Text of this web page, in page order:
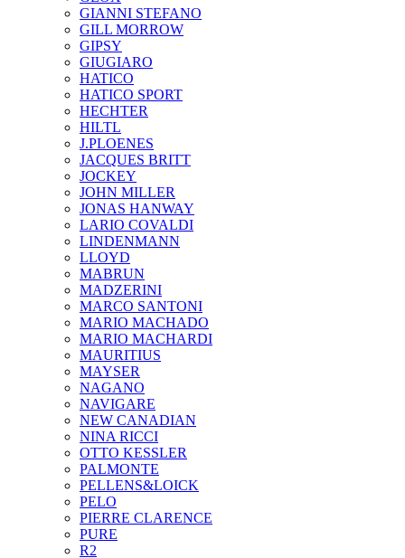
GIANNI STEFANO
GILL MORROW
GIPSY
GIUGIARO
HATICO
HATICO SPORT
HECHTER
HILTL
J.PLOENES
JAСQUES BRITT
JOCKEY
JOHN MILLER
JONAS HANWAY
LARIO COVALDI
LINDENMANN
LLOYD
MABRUN
MADZERINI
MARCO SANTONI
MARIO MACHADO
MARIO MACHARDI
MAURITIUS
MAYSER
NAGANO
NAVIGARE
NEW CANADIAN
NINA RICCI
OTTO KESSLER
PALMONTE
PELLENS&LOICK
PELO
PIERRE CLARENCE
PURE
R2